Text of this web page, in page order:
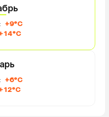
+9°C
+6°C